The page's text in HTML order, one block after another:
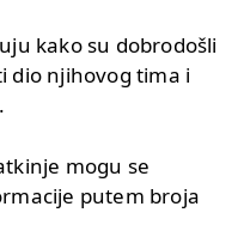
kako su dobrodošli
dio njihovog tima i
mogu se
putem broja